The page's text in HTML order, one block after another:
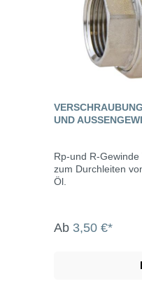
UND
Rp-und R-
zum Durchleiten
Öl.
Ab 3,50 €*